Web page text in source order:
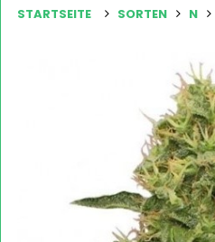
STARTSEITE SORTEN N